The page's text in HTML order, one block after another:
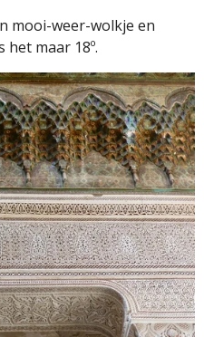
mooi-weer-wolkje en
maar 18º.